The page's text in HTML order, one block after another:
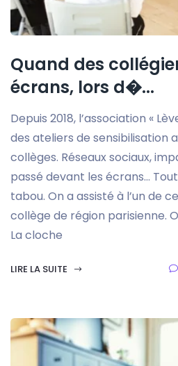
Quand des
écrans, lors d�...
Depuis 2018, l’association «
des ateliers de sensibilisation
collèges. Réseaux sociaux,
passé devant les écrans…
tabou. On a assisté à l’un de
collège de région parisienne.
La cloche
LIRE LA SUITE